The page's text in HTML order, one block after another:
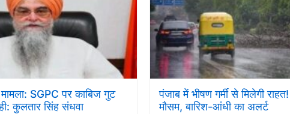
SGPC पर काबिज गुट
कुलतार सिंह संधवा
पंजाब में भीषण गर्मी से मिलेगी
मौसम, बारिश-आंधी का अलर्ट